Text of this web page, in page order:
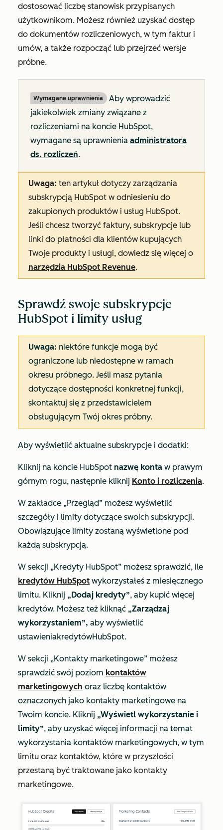
dostosować liczbę stanowisk przypisanych
użytkownikom. Możesz również uzyskać dostęp
do dokumentów rozliczeniowych, w tym faktur i
umów, a także rozpocząć lub przejrzeć wersje
próbne.
Wymagane uprawnienia
Aby wprowadzić
jakiekolwiek zmiany związane z
rozliczeniami na koncie HubSpot,
wymagane są uprawnienia administratora
ds. rozliczeń.
Uwaga: ten artykuł dotyczy zarządzania
subskrypcją HubSpot w odniesieniu do
zakupionych produktów i usług HubSpot.
Jeśli chcesz tworzyć faktury, subskrypcje lub
linki do płatności dla klientów kupujących
Twoje produkty i usługi, dowiedz się więcej o
narzędzia HubSpot Revenue.
Sprawdź swoje subskrypcje
HubSpot i limity usług
Uwaga: niektóre funkcje mogą być
ograniczone lub niedostępne w ramach
okresu próbnego. Jeśli masz pytania
dotyczące dostępności konkretnej funkcji,
skontaktuj się z przedstawicielem
obsługującym Twój okres próbny.
Aby wyświetlić aktualne subskrypcje i dodatki:
Kliknij na koncie HubSpot nazwę konta w prawym
górnym rogu, następnie kliknij Konto i rozliczenia.
W zakładce „Przegląd” możesz wyświetlić
szczegóły i limity dotyczące swoich subskrypcji.
Obowiązujące limity zostaną wyświetlone pod
każdą subskrypcją.
W sekcji „Kredyty HubSpot” możesz sprawdzić, ile
kredytów HubSpot wykorzystałeś z miesięcznego
limitu. Kliknij „Dodaj kredyty”, aby kupić więcej
kredytów. Możesz też kliknąć „Zarządzaj
wykorzystaniem”, aby wyświetlić
ustawieniakredytówHubSpot.
W sekcji „Kontakty marketingowe” możesz
sprawdzić swój poziom kontaktów
marketingowych oraz liczbę kontaktów
oznaczonych jako kontakty marketingowe na
Twoim koncie. Kliknij „Wyświetl wykorzystanie i
limity”, aby uzyskać więcej informacji na temat
wykorzystania kontaktów marketingowych, w tym
limitu oraz kontaktów, które w przyszłości
przestaną być traktowane jako kontakty
marketingowe.